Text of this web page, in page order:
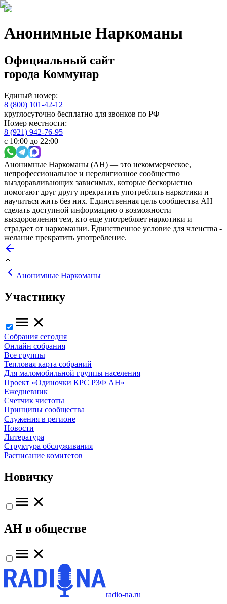
Анонимные Наркоманы
Официальный сайт
города Коммунар
Единый номер:
8 (800) 101-42-12
круглосуточно бесплатно для звонков по РФ
Номер местности:
8 (921) 942-76-95
с 10:00 до 22:00
Анонимные Наркоманы (АН) — это некоммерческое,
непрофессиональное и нерелигиозное сообщество
выздоравливающих зависимых, которые бескорыстно
помогают друг другу прекратить употреблять наркотики и
научиться жить без них. Единственная цель сообщества АН —
сделать доступной информацию о возможности
выздоровления тем, кто еще употребляет наркотики и
страдает от наркомании. Единственное условие для членства -
желание прекратить употребление.
Анонимные Наркоманы
Участнику
Собрания сегодня
Онлайн собрания
Все группы
Тепловая карта собраний
Для маломобильной группы населения
Проект «Одиночки КРС РЗФ АН»
Ежедневник
Счетчик чистоты
Принципы сообщества
Служения в регионе
Новости
Литература
Структура обслуживания
Расписание комитетов
Новичку
АН в обществе
radio-na.ru